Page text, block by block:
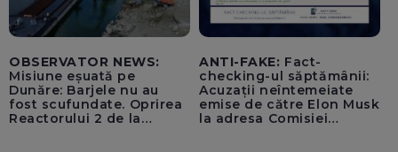
OBSERVATOR NEWS:
Misiune eșuată pe
Dunăre: Barjele nu au
fost scufundate. Oprirea
Reactorului 2 de la
ANTI-FAKE: Fact-
checking-ul săptămânii:
Acuzații neîntemeiate
emise de către Elon Musk
la adresa Comisiei